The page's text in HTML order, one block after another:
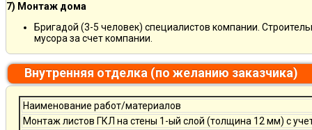
7) Монтаж дома
Бригадой (3-5 человек) специалистов компании.
мусора за счет компании.
Внутренняя отделка (по желанию заказчика)
Наименование работ/материалов
Монтаж листов ГКЛ на стены 1-ый слой (толщина 12 мм) с